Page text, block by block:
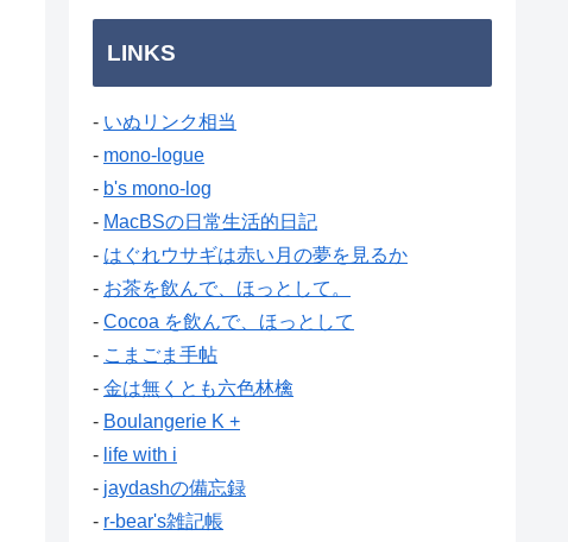
LINKS
- いぬリンク相当
- mono-logue
- b's mono-log
- MacBSの日常生活的日記
- はぐれウサギは赤い月の夢を見るか
- お茶を飲んで、ほっとして。
- Cocoa を飲んで、ほっとして
- こまごま手帖
- 金は無くとも六色林檎
- Boulangerie K +
- life with i
- jaydashの備忘録
- r-bear's雑記帳